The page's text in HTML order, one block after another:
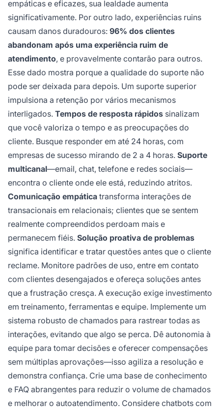
empáticas e eficazes, sua lealdade aumenta
significativamente. Por outro lado, experiências ruins
causam danos duradouros: 96% dos clientes
abandonam após uma experiência ruim de
atendimento, e provavelmente contarão para outros.
Esse dado mostra porque a qualidade do suporte não
pode ser deixada para depois. Um suporte superior
impulsiona a retenção por vários mecanismos
interligados. Tempos de resposta rápidos sinalizam
que você valoriza o tempo e as preocupações do
cliente. Busque responder em até 24 horas, com
empresas de sucesso mirando de 2 a 4 horas. Suporte
multicanal—email, chat, telefone e redes sociais—
encontra o cliente onde ele está, reduzindo atritos.
Comunicação empática transforma interações de
transacionais em relacionais; clientes que se sentem
realmente compreendidos perdoam mais e
permanecem fiéis. Solução proativa de problemas
significa identificar e tratar questões antes que o cliente
reclame. Monitore padrões de uso, entre em contato
com clientes desengajados e ofereça soluções antes
que a frustração cresça. A execução exige investimento
em treinamento, ferramentas e equipe. Implemente um
sistema robusto de chamados para rastrear todas as
interações, evitando que algo se perca. Dê autonomia à
equipe para tomar decisões e oferecer compensações
sem múltiplas aprovações—isso agiliza a resolução e
demonstra confiança. Crie uma base de conhecimento
e FAQ abrangentes para reduzir o volume de chamados
e melhorar o autoatendimento. Considere chatbots com